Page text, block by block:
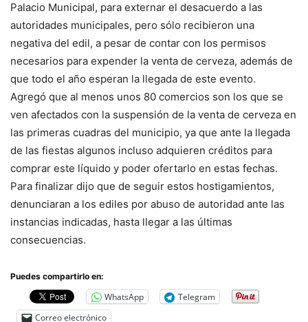
Palacio Municipal, para externar el desacuerdo a las
autoridades municipales, pero sólo recibieron una
negativa del edil, a pesar de contar con los permisos
necesarios para expender la venta de cerveza, además de
que todo el año esperan la llegada de este evento.
Agregó que al menos unos 80 comercios son los que se
ven afectados con la suspensión de la venta de cerveza en
las primeras cuadras del municipio, ya que ante la llegada
de las fiestas algunos incluso adquieren créditos para
comprar este líquido y poder ofertarlo en estas fechas.
Para finalizar dijo que de seguir estos hostigamientos,
denunciaran a los ediles por abuso de autoridad ante las
instancias indicadas, hasta llegar a las últimas
consecuencias.
Puedes compartirlo en:
WhatsApp
Telegram
Correo electrónico